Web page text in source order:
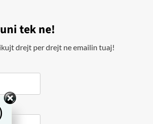
tek ne!
drejt per drejt ne emailin tuaj!